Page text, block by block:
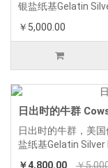
银盐纸基Gelatin
￥5,000.00
日出时的牛群
日出时的牛群，美
盐纸基Gelatin Silver
￥4,800.00
￥